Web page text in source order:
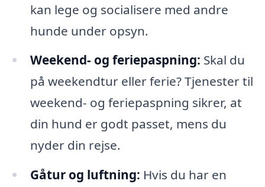
kan lege og socialisere med andre
hunde under opsyn.
Weekend- og feriepaspning: Skal du
på weekendtur eller ferie? Tjenester til
weekend- og feriepaspning sikrer, at
din hund er godt passet, mens du
nyder din rejse.
Gåtur og luftning: Hvis du har en